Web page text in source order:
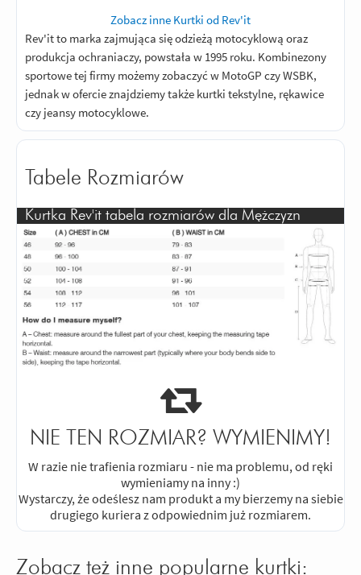
Zobacz inne Kurtki od Rev'it
Rev'it to marka zajmująca się odzieżą motocyklową oraz
produkcja ochraniaczy, powstała w 1995 roku. Kombinezony
sportowe tej firmy możemy zobaczyć w MotoGP czy WSBK,
jednak w ofercie znajdziemy także kurtki tekstylne, rękawice
czy jeansy motocyklowe.
Tabele Rozmiarów
Kurtka Rev'it tabela rozmiarów dla Mężczyzn
NIE TEN ROZMIAR? WYMIENIMY!
W razie nie trafienia rozmiaru - nie ma problemu, od ręki
wymieniamy na inny :)
Wystarczy, że odeślesz nam produkt a my bierzemy na siebie
drugiego kuriera z odpowiednim już rozmiarem.
Zobacz też inne popularne kurtki: